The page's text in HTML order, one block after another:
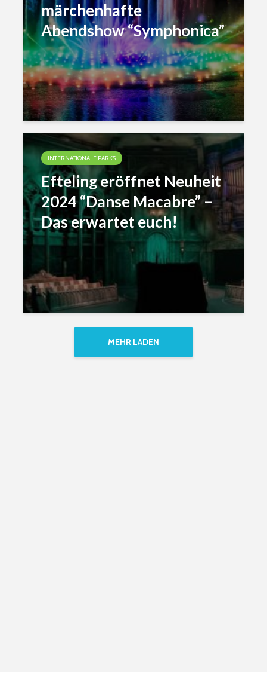
märchenhafte
Abendshow “Symphonica”
INTERNATIONALE PARKS
Efteling eröffnet Neuheit
2024 “Danse Macabre” –
Das erwartet euch!
MEHR LADEN